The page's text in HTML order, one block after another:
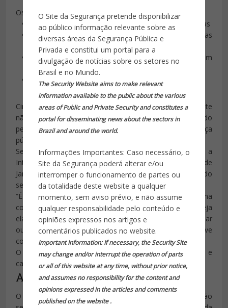
O Site da Segurança pretende disponibilizar
ao público informação relevante sobre as
diversas áreas da Segurança Pública e
Privada e constitui um portal para a
divulgação de notícias sobre os setores no
Brasil e no Mundo.
The Security Website aims to make relevant
information available to the public about the various
areas of Public and Private Security and constitutes a
portal for disseminating news about the sectors in
Brazil and around the world.
Informações Importantes: Caso necessário, o
Site da Segurança poderá alterar e/ou
interromper o funcionamento de partes ou
da totalidade deste website a qualquer
momento, sem aviso prévio, e não assume
qualquer responsabilidade pelo conteúdo e
opiniões expressos nos artigos e
comentários publicados no website.
Important Information: If necessary, the Security Site
may change and/or interrupt the operation of parts
or all of this website at any time, without prior notice,
and assumes no responsibility for the content and
opinions expressed in the articles and comments
published on the website .
Os pontos principais incluem, segundo Cinelli:
Continuar com o trabalho de saneamento das polícias
Identificar gargalos administrativos para que as
aquisições sejam feitas “de modo republicano”
Fortalecer as polícias como órgãos de Estado, “sem
interferência política”
Aumentar a autoestima dos policiais
Cinelli ressaltou que o modelo de ocupação permanente
não funcionam. “O Estado do Rio não pode ser tutelado
pelo Exército para sempre. São os órgãos de segurança
pública que têm essa prerrogativa.
Segundo o coronel, caso não tivesse sido decretada a
Intervenção Federal na Segurança Pública do Rio de
Janeiro no início do ano, atualmente a situação do estado
seria insustentável.
“É importante caracterizar que se nós não tivermos uma
continuidade disso a partir de dezembro, qualquer que seja
ela – não estou dizendo que a intervenção deve continuar
ou a GLO [o regime de Garantia da Lei e Ordem] deve
continuar – isso é uma decisão política”, afirmou Cinelli.
O porta-voz destacou que índices de roubos de veículos e
cargas tiveram redução considerável.
A Intervenção
O regime foi decretado em fevereiro, quando o então